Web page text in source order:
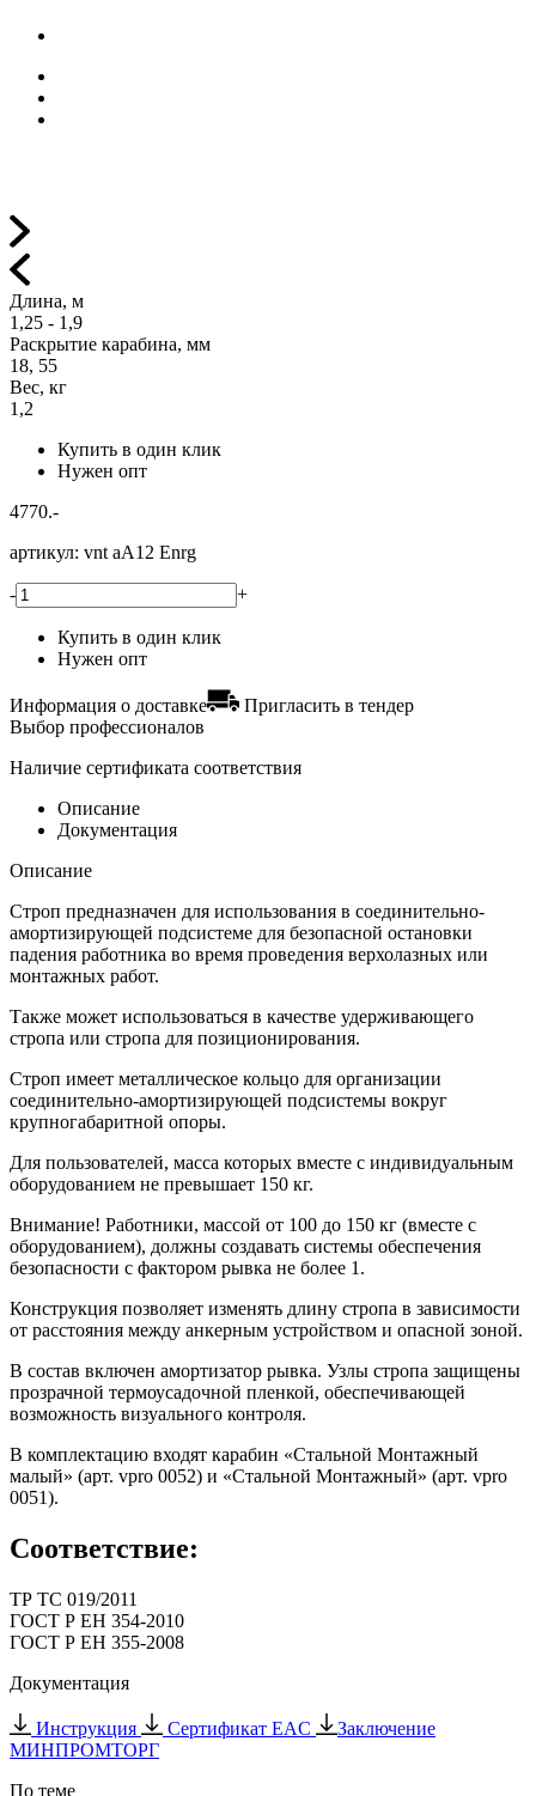
Длина, м
1,25 - 1,9
Раскрытие карабина, мм
18, 55
Вес, кг
1,2
Купить в один клик
Нужен опт
4770.-
артикул: vnt аА12 Enrg
- +
Купить в один клик
Нужен опт
Информация о доставке
Пригласить в тендер
Выбор профессионалов
Наличие сертификата соответствия
Описание
Документация
Описание
Строп предназначен для использования в соединительно-
амортизирующей подсистеме для безопасной остановки
падения работника во время проведения верхолазных или
монтажных работ.
Также может использоваться в качестве удерживающего
стропа или стропа для позиционирования.
Строп имеет металлическое кольцо для организации
соединительно-амортизирующей подсистемы вокруг
крупногабаритной опоры.
Для пользователей, масса которых вместе с индивидуальным
оборудованием не превышает 150 кг.
Внимание! Работники, массой от 100 до 150 кг (вместе с
оборудованием), должны создавать системы обеспечения
безопасности с фактором рывка не более 1.
Конструкция позволяет изменять длину стропа в зависимости
от расстояния между анкерным устройством и опасной зоной.
В состав включен амортизатор рывка. Узлы стропа защищены
прозрачной термоусадочной пленкой, обеспечивающей
возможность визуального контроля.
В комплектацию входят карабин «Стальной Монтажный
малый» (арт. vpro 0052) и «Стальной Монтажный» (арт. vpro
0051).
Соответствие:
ТР ТС 019/2011
ГОСТ Р ЕН 354-2010
ГОСТ Р ЕН 355-2008
Документация
Инструкция Сертификат EAC
Заключение
МИНПРОМТОРГ
По теме